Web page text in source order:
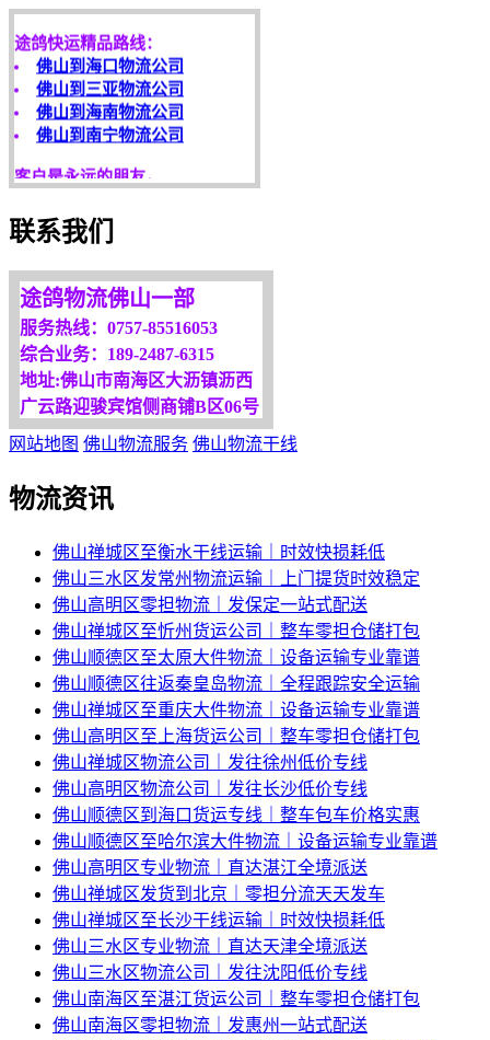
途鸽快运精品路线：
佛山到海口物流公司
佛山到三亚物流公司
佛山到海南物流公司
佛山到南宁物流公司
客户是永远的朋友，
服务是永恒的追求！
更多服务请来电咨询，
我们将竭诚为你服务！
联系我们
途鸽物流佛山一部
服务热线：0757-85516053
综合业务：189-2487-6315
地址:佛山市南海区大沥镇沥西
广云路迎骏宾馆侧商铺B区06号
网站地图 佛山物流服务 佛山物流干线
物流资讯
佛山禅城区至衡水干线运输｜时效快损耗低
佛山三水区发常州物流运输｜上门提货时效稳定
佛山高明区零担物流｜发保定一站式配送
佛山禅城区至忻州货运公司｜整车零担仓储打包
佛山顺德区至太原大件物流｜设备运输专业靠谱
佛山顺德区往返秦皇岛物流｜全程跟踪安全运输
佛山禅城区至重庆大件物流｜设备运输专业靠谱
佛山高明区至上海货运公司｜整车零担仓储打包
佛山禅城区物流公司｜发往徐州低价专线
佛山高明区物流公司｜发往长沙低价专线
佛山顺德区到海口货运专线｜整车包车价格实惠
佛山顺德区至哈尔滨大件物流｜设备运输专业靠谱
佛山高明区专业物流｜直达湛江全境派送
佛山禅城区发货到北京｜零担分流天天发车
佛山禅城区至长沙干线运输｜时效快损耗低
佛山三水区专业物流｜直达天津全境派送
佛山三水区物流公司｜发往沈阳低价专线
佛山南海区至湛江货运公司｜整车零担仓储打包
佛山南海区零担物流｜发惠州一站式配送